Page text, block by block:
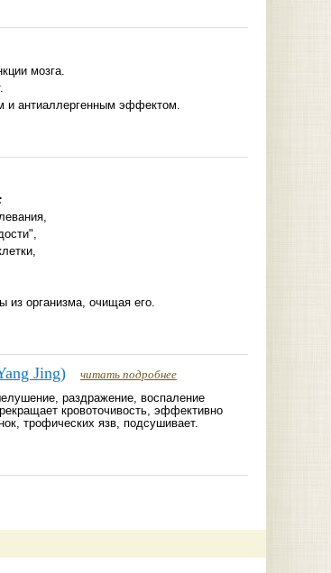
мозга.
и антиаллергенным эффектом.
из организма, очищая его.
Jing) читать подробнее
раздражение, воспаление
кровоточивость, эффективно
трофических язв, подсушивает.